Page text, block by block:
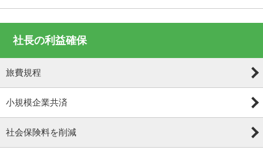
社長の利益確保
旅費規程
小規模企業共済
社会保険料を削減